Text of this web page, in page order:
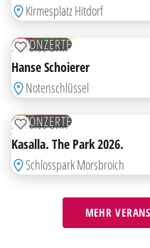
Kirmesplatz Hitdorf
28
KONZERTE
ZUR MERKLISTE HINZUFÜGEN
FR20:00 UHR
Hanse Schoierer
Notenschlüssel
HIGHLIGHT
28
KONZERTE
ZUR MERKLISTE HINZUFÜGEN
FR20:00 UHR
Kasalla. The Park 2026.
Schlosspark Morsbroich
MEHR